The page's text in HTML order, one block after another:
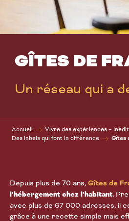
GÎTES DE
Un réseau qui a
Accueil
Vivre des expériences –
Des labels qui font la différence
Gîtes
Depuis plus de 70 ans, Gîtes de
l’hébergement chez l’habitant.
avec plus de 67 000 adresses, il
grâce à une recette simple mais